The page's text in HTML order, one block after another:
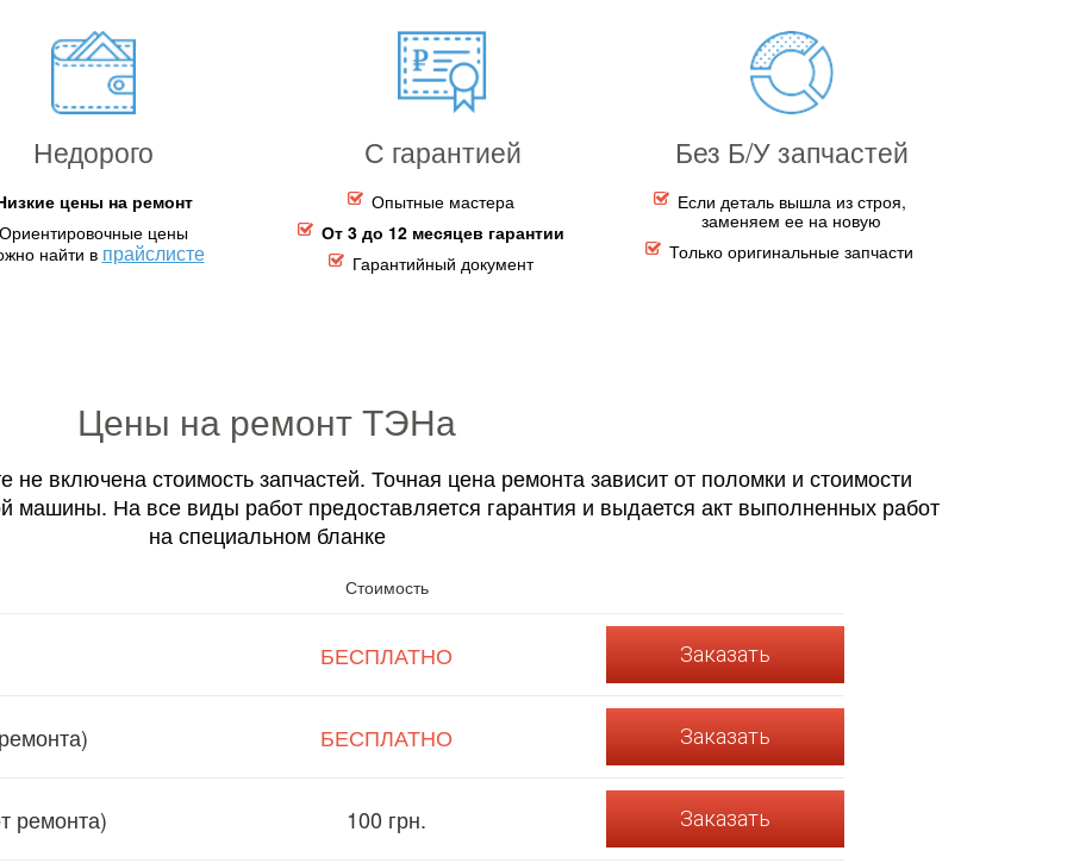
Недорого
цены на ремонт
Ориентировочные цены
найти в прайслисте
С гарантией
Опытные мастера
От 3 до 12 месяцев гарантии
Гарантийный документ
Без Б/У запчастей
Если деталь вышла из строя,
заменяем ее на новую
Только оригинальные запчасти
Цены на ремонт ТЭНа
включена стоимость запчастей. Точная цена ремонта зависит от поломки и стоимости
машины. На все виды работ предоставляется гарантия и выдается акт выполненных работ
на специальном бланке
Стоимость
БЕСПЛАТНО Заказать
БЕСПЛАТНО Заказать
ремонта) 100 грн. Заказать